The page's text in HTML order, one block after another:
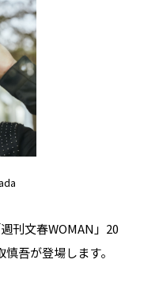
刊文春WOMAN」20
吾が登場します。